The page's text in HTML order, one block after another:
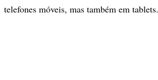
telefones móveis, mas também em tablets.